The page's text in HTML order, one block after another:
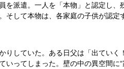
を派遣。一人を「本物」と認定し、
そして本物は、各家庭の子供が認定
りしていた。ある日父は「出ていく
いってしまった。壁の中の異空間に“